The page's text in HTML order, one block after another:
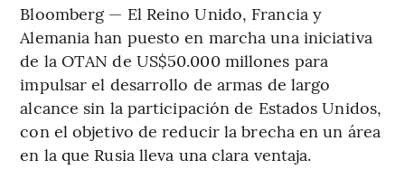
Bloomberg — El Reino Unido, Francia y
Alemania han puesto en marcha una iniciativa
de la OTAN de US$50.000 millones para
impulsar el desarrollo de armas de largo
alcance sin la participación de Estados Unidos,
con el objetivo de reducir la brecha en un área
en la que Rusia lleva una clara ventaja.